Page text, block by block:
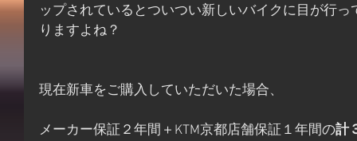
ップされているとついつい新しいバイクに目が行
りますよね？
現在新車をご購入していただいた場合、
メーカー保証２年間＋KTM京都店舗保証１年間の計